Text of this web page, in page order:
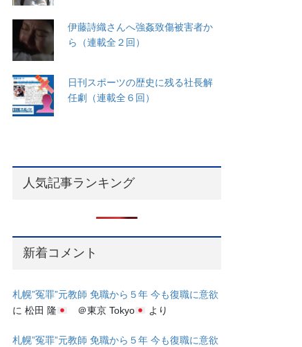
伊藤詩織さんへ強姦致傷被害者か
ら（連載全２回）
日刊スポーツの歴史に残る社長解
任劇（連載全６回）
人気記事ランキング
新着コメント
札幌”冤罪”元教師 免職から５年 今も復職に意欲
に松田 隆 ＠東京 Tokyo より
札幌”冤罪”元教師 免職から５年 今も復職に意欲